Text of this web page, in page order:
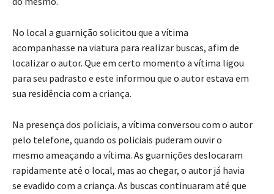
No local a guarnição solicitou que a vítima
acompanhasse na viatura para realizar buscas, afim de
localizar o autor. Que em certo momento a vítima ligou
para seu padrasto e este informou que o autor estava em
sua residência com a criança.
Na presença dos policiais, a vítima conversou com o autor
pelo telefone, quando os policiais puderam ouvir o
mesmo ameaçando a vítima. As guarnições deslocaram
rapidamente até o local, mas ao chegar, o autor já havia
se evadido com a criança. As buscas continuaram até que